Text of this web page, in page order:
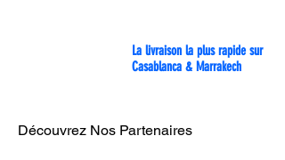
La livraison la plus rapide sur
Casablanca & Marrakech
Découvrez Nos Partenaires